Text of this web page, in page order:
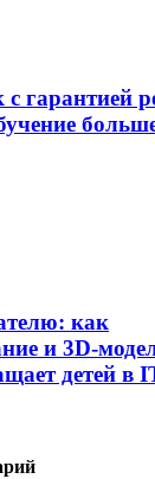
гарантией
как
и 3D-
детей в